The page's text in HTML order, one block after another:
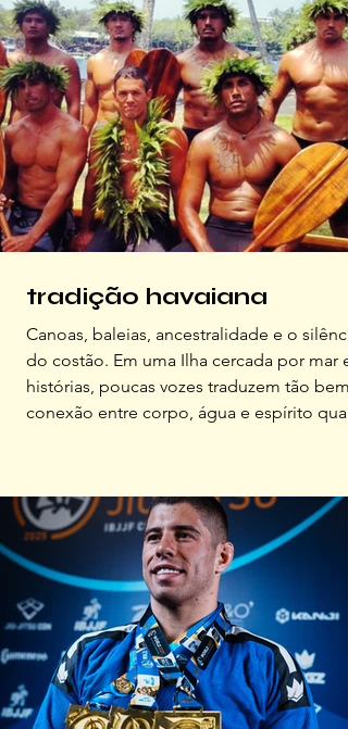
Piero, meu amigo e colecionador de
pouco convencionais, quem insistiu para
que eu experimentasse uma das suas na
nossa última viagem. Na primeira onda,
algo que nunca tinha sentido: a pra
tradição havaiana
Canoas, baleias, ancestralidade e o
do costão. Em uma Ilha cercada por mar e
histórias, poucas vozes traduzem tão bem
conexão entre corpo, água e espírito
naufragou duas vezes nas águas de
já trocou olhares com baleias e arco-íris.
Nesta entrevista, ele compartilha sua
trajetória, vivências e aprendizados no
caminho da canoa.